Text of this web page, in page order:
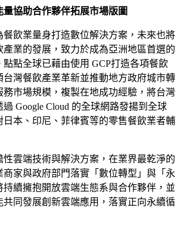
協助合作夥伴拓展市場版圖
餐飲業量身打造數位解決方案，未來也將
業的發展，致力於成為亞洲地區首選的
點全球已藉由使用 GCP打造各項餐飲
台灣餐飲產業革新並推動地方政府城市轉
務市場規模，複製在地成功經驗，將台灣
Google Cloud 的全球網路發揚到全球
日本、印尼、菲律賓等的零售餐飲業者輔
雲端技術與解決方案，在業界最乾淨的
商家與政府部門落實「數位轉型」與「永
續擁抱開放雲端生態系與合作夥伴，並
共同發展創新雲端應用，落實正向永續循